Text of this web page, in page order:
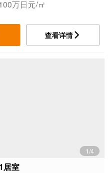
万日元/㎡
查看详情
1/4
居室